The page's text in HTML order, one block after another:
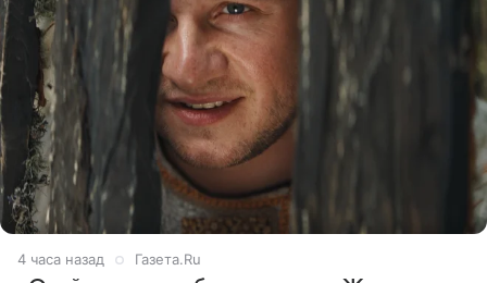
4 часа назад Газета.Ru